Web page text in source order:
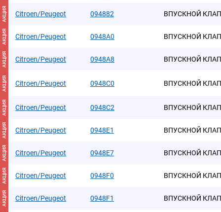
АКЦИЯ Citroen/Peugeot 094882 ВПУСКНОЙ
АКЦИЯ Citroen/Peugeot 0948A0 ВПУСКНОЙ
АКЦИЯ Citroen/Peugeot 0948A8 ВПУСКНОЙ
АКЦИЯ Citroen/Peugeot 0948C0 ВПУСКНОЙ
АКЦИЯ Citroen/Peugeot 0948C2 ВПУСКНОЙ
АКЦИЯ Citroen/Peugeot 0948E1 ВПУСКНОЙ
АКЦИЯ Citroen/Peugeot 0948E7 ВПУСКНОЙ
АКЦИЯ Citroen/Peugeot 0948F0 ВПУСКНОЙ
АКЦИЯ Citroen/Peugeot 0948F1 ВПУСКНОЙ